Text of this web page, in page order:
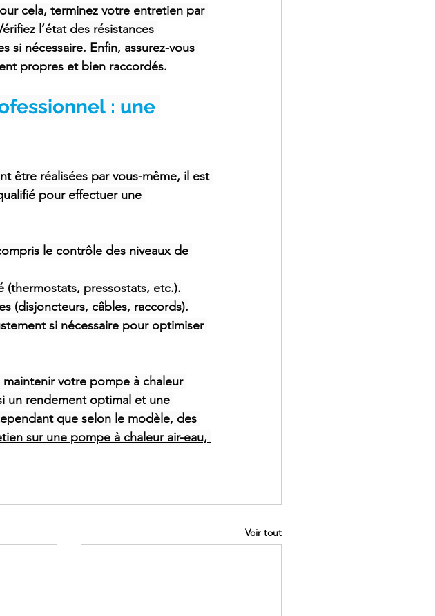
cela, terminez votre entretien par
l’état des résistances
si nécessaire. Enfin, assurez-vous
propres et bien raccordés.
: une
être réalisées par vous-même, il est
pour effectuer une
le contrôle des niveaux de
pressostats, etc.).
(disjoncteurs, câbles, raccords).
si nécessaire pour optimiser
maintenir votre pompe à chaleur
un rendement optimal et une
que selon le modèle, des
sur une pompe à chaleur air-eau,
Voir tout